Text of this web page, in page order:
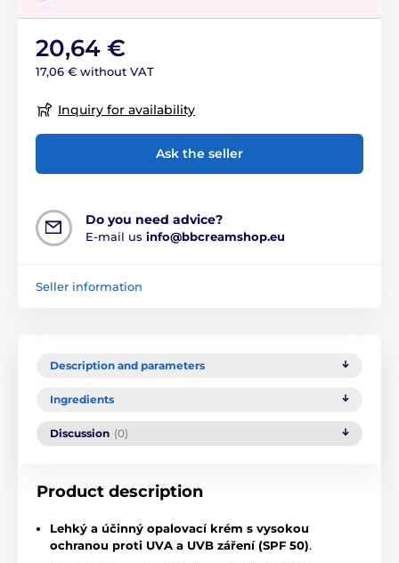
20,64 €
17,06 € without VAT
Inquiry for availability
Ask the seller
Do you need advice?
E-mail us info@bbcreamshop.eu
Seller information
Description and parameters
Ingredients
Discussion (0)
Product description
Lehký a účinný opalovací krém s vysokou
ochranou proti UVA a UVB záření (SPF 50).